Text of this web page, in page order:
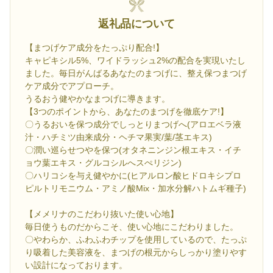
返礼品について
【まつげケア成分をたっぷり配合!】
キャピキシル5%、ワイドラッシュ2%の配合を実現いたし
ました。毎日がんばるあなたのまつげに、整え保つまつげ
ケア成分でアプローチ。
うるおう健やかなまつげに導きます。
【3つのポイントから、あなたのまつげを徹底ケア!】
〇うるおいを保つ成分でしっとりまつげへ(アロエベラ液
汁・ハチミツ由来成分・ヘチマ果実/葉/茎エキス)
〇潤い巡らせつやを保つ(オタネニンジン根エキス・イチ
ョウ葉エキス・グルコシルへスぺリジン)
〇ハリコシを与え健やかに(ヒアルロン酸ヒドロキシプロ
ピルトリモニウム・アミノ酸Mix・加水分解ハトムギ種子)
【メメリナのこだわり抜いた使い心地】
毎日使うものだからこそ、使い心地にこだわりました。
〇やわらか、ふわふわチップを使用しているので、たっぷ
り吸着した美容液を、まつげの根元からしっかり塗りやす
い設計になっております。